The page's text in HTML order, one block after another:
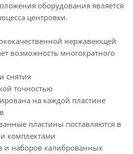
оборудования является
центровки.
нержавеющей
возможность многократного
снятия
точностью
на каждой пластине
пластины поставляются в
комплектами
и наборов калиброванных